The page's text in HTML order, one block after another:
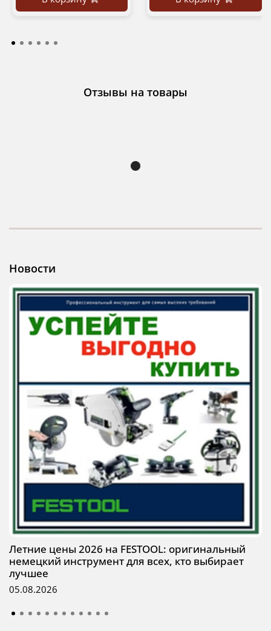
Отзывы на товары
Новости
Летние цены 2026 на FESTOOL: оригинальный
немецкий инструмент для всех, кто выбирает
лучшее
05.08.2026